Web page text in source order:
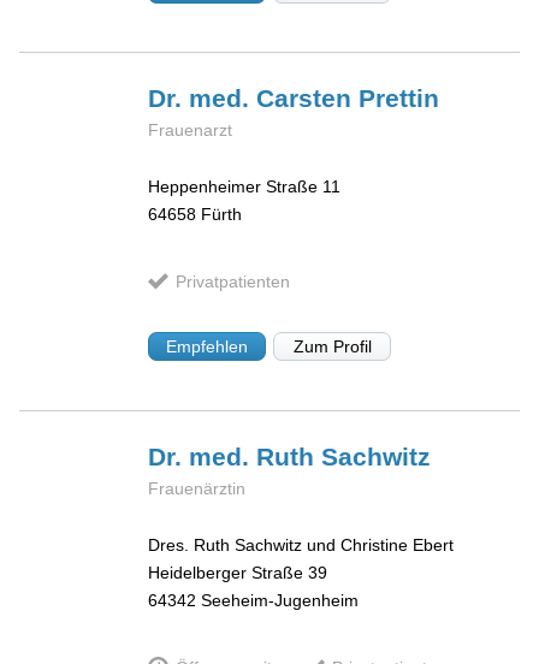
Dr. med. Carsten Prettin
Frauenarzt
Heppenheimer Straße 11
64658 Fürth
Privatpatienten
Empfehlen Zum Profil
Dr. med. RuthSachwitz
Frauenärztin
Dres. Ruth Sachwitz und Christine Ebert
Heidelberger Straße 39
64342 Seeheim-Jugenheim